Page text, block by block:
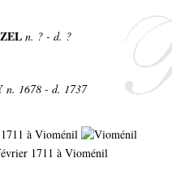
n. ? - d. ?
n. 1678 - d. 1737
à Vioménil
1711 à Vioménil